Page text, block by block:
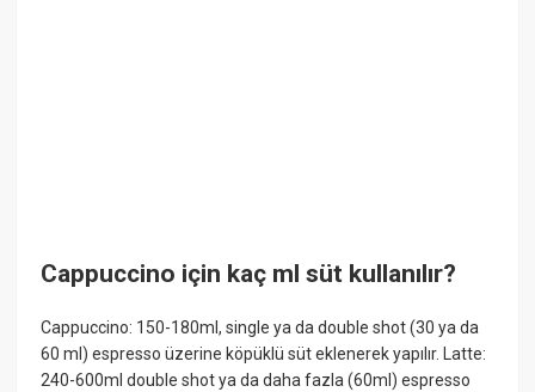
Cappuccino için kaç ml süt kullanılır?
Cappuccino: 150-180ml, single ya da double shot (30 ya da
60 ml) espresso üzerine köpüklü süt eklenerek yapılır. Latte:
240-600ml double shot ya da daha fazla (60ml) espresso